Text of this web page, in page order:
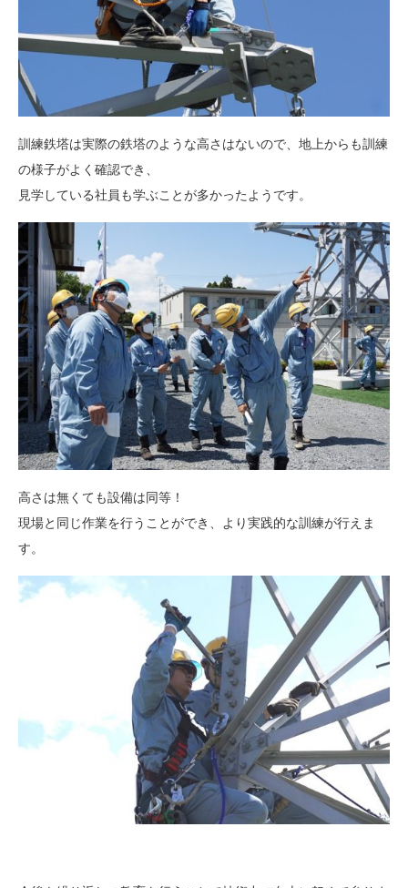
訓練鉄塔は実際の鉄塔のような高さはないので、地上からも訓練
の様子がよく確認でき、
見学している社員も学ぶことが多かったようです。
高さは無くても設備は同等！
現場と同じ作業を行うことができ、より実践的な訓練が行えま
す。